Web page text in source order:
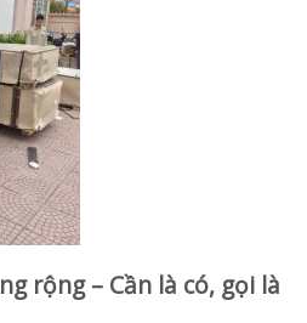
rộng – Cần là có, gọi là